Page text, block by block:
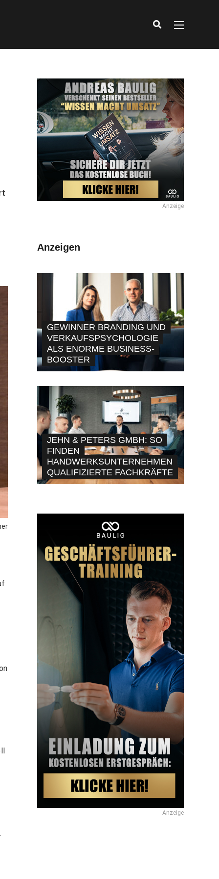
Anzeige
Anzeigen
GEWINNER BRANDING UND
VERKAUFSPSYCHOLOGIE
ALS ENORME BUSINESS-
BOOSTER
JEHN & PETERS GMBH: SO
FINDEN
HANDWERKSUNTERNEHMEN
QUALIFIZIERTE FACHKRÄFTE
Anzeige